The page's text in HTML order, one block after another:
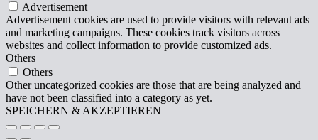
Advertisement
Advertisement cookies are used to provide visitors with relevant ads
and marketing campaigns. These cookies track visitors across
websites and collect information to provide customized ads.
Others
Others
Other uncategorized cookies are those that are being analyzed and
have not been classified into a category as yet.
SPEICHERN & AKZEPTIEREN